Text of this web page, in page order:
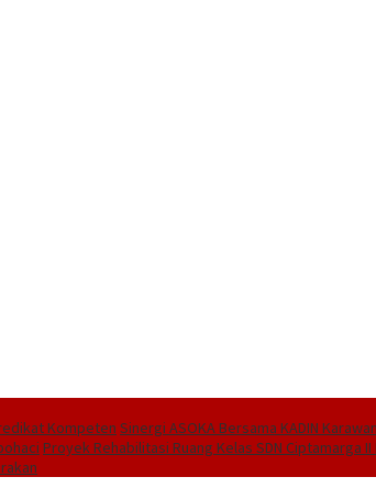
Kompeten Sinergi ASOKA Bersama KADIN
Proyek Rehabilitasi Ruang Kelas SDN Ciptamarga